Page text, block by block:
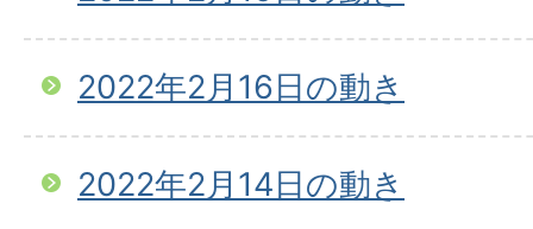
2022年2月16日の動き
2022年2月14日の動き